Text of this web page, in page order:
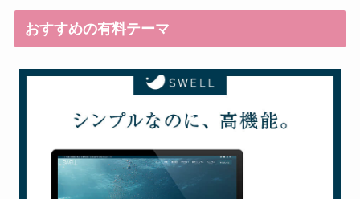
おすすめの有料テーマ